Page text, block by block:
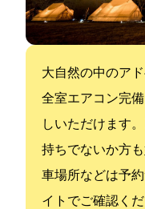
大自然の中のア
全室エアコン完
しいただけます
持ちでないか方
車場所などは予
イトでご確認くだ